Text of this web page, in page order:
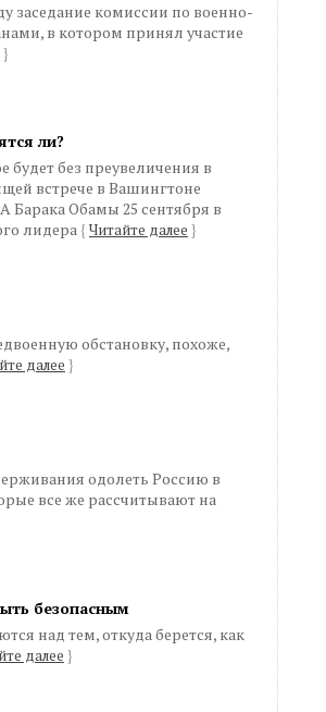
заседание комиссии по военно-
в котором принял участие
}
ли?
будет без преувеличения в
встрече в Вашингтоне
Обамы 25 сентября в
лидера { Читайте далее }
обстановку, похоже,
далее }
одолеть Россию в
все же рассчитывают на
безопасным
над тем, откуда берется, как
далее }